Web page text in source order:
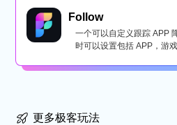
Follow
一个可以自定义跟踪 APP
时可以设置包括 APP，游
更多极客玩法